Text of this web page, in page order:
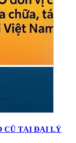
CŨ TẠI ĐẠI LÝ